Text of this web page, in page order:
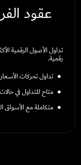
عقود
تداول الأصول الرقمية
رقمية.
تداول تحركات
متاح للتداول في
متكاملة مع الأسواق